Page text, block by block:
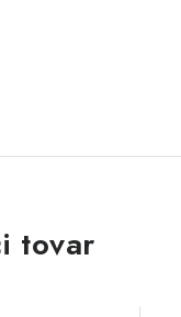
tovar